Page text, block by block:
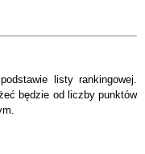
listy rankingowej.
będzie od liczby punktów